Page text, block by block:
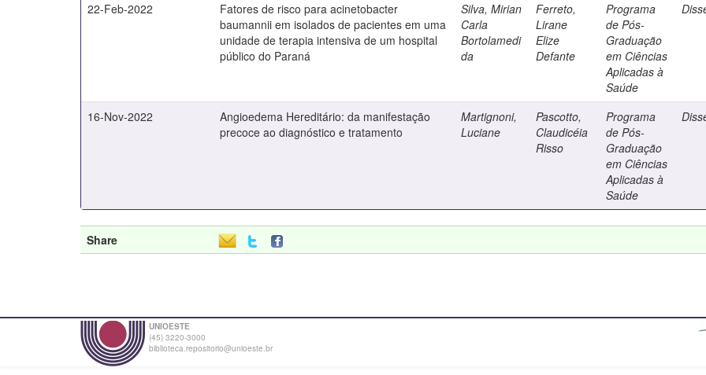
22-Feb-2022
Fatores de risco para acinetobacter
baumannii em isolados de pacientes em uma
unidade de terapia intensiva de um hospital
público do Paraná
Silva, Mirian
Carla
Bortolamedi
da
Ferreto,
Lirane
Elize
Defante
Programa
de Pós-
Graduação
em Ciências
Aplicadas à
Saúde
16-Nov-2022
Angioedema Hereditário: da manifestação
precoce ao diagnóstico e tratamento
Martignoni,
Luciane
Pascotto,
Claudicéia
Risso
Programa
de Pós-
Graduação
em Ciências
Aplicadas à
Saúde
Share
UNIOESTE
(45) 3220-3000
biblioteca.repositorio@unioeste.br